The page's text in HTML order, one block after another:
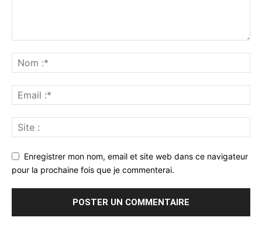
Enregistrer mon nom, email et site web dans ce navigateur
pour la prochaine fois que je commenterai.